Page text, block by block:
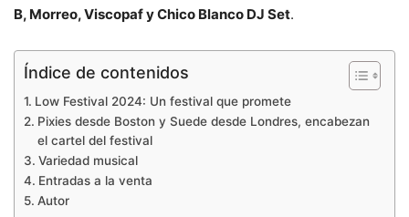
B, Morreo, Viscopaf y Chico Blanco DJ Set.
Índice de contenidos
Low Festival 2024: Un festival que promete
Pixies desde Boston y Suede desde Londres, encabezan
el cartel del festival
Variedad musical
Entradas a la venta
Autor